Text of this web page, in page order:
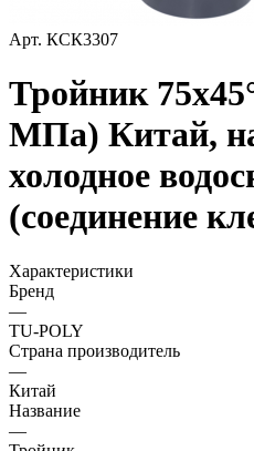
Арт. КСК3307
Тройник
МПа) Китай,
холодное
(соединение
Характеристики
Бренд
—
TU-POLY
Страна производитель
—
Китай
Название
—